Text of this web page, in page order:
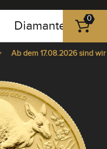
0351
-
43
Diamanten
0
Ab dem 17.08.2026 sind wir